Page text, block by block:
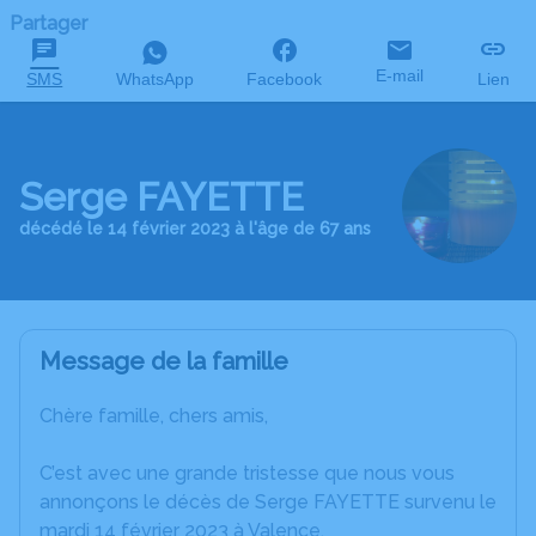
Partager
SMS WhatsApp Facebook E-mail Lien
Serge FAYETTE
décédé le 14 février 2023 à l'âge de 67 ans
Message de la famille
Chère famille, chers amis,
C’est avec une grande tristesse que nous vous
annonçons le décès de Serge FAYETTE survenu le
mardi 14 février 2023 à Valence.